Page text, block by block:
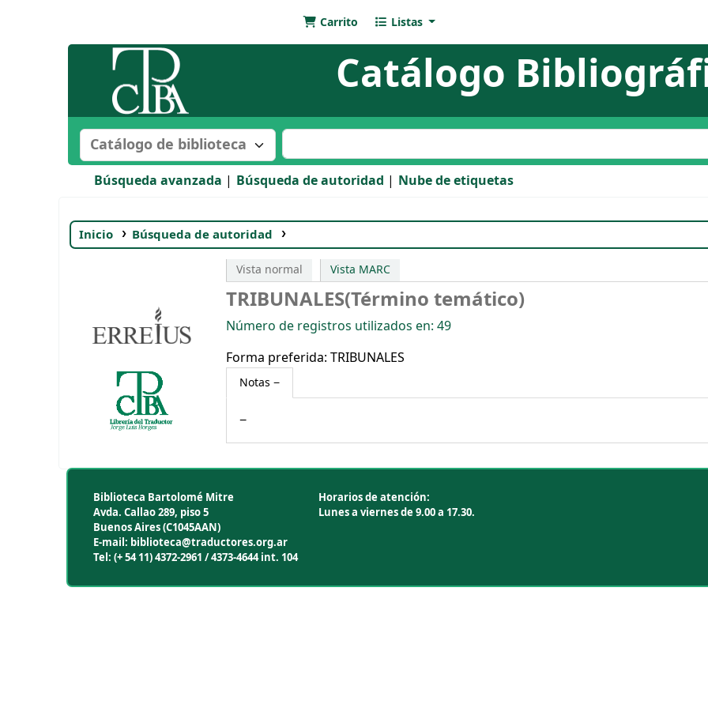
Biblioteca Bartolomé Mitre
Carrito Listas
Catálogo
Buscar en el catálogo por: Buscar en el catálogo
Búsqueda avanzada Búsqueda de autoridad Nube de etiquetas
Inicio Búsqueda de autoridad
Vista normal Vista MARC
TRIBUNALES(Término temático)
Número de registros utilizados en: 49
Forma preferida: TRIBUNALES
Notas
Biblioteca Bartolomé Mitre
Avda. Callao 289, piso 5
Buenos Aires (C1045AAN)
E-mail: biblioteca@traductores.org.ar
Tel: (+ 54 11) 4372-2961 / 4373-4644 int. 104
Horarios de atención:
Lunes a viernes de 9.00 a 17.30.